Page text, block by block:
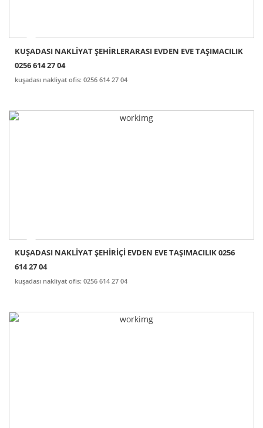
KUŞADASI NAKLİYAT ŞEHİRLERARASI EVDEN EVE TAŞIMACILIK
0256 614 27 04
kuşadası nakliyat ofis: 0256 614 27 04
KUŞADASI NAKLİYAT ŞEHİRİÇİ EVDEN EVE TAŞIMACILIK 0256
614 27 04
kuşadası nakliyat ofis: 0256 614 27 04